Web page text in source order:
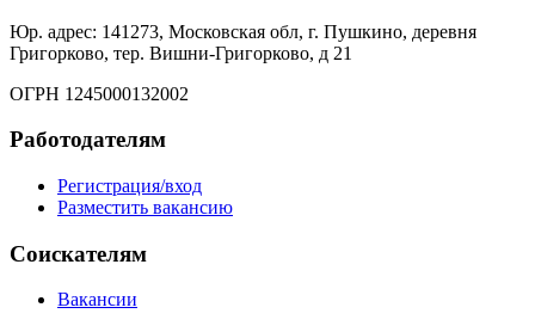
Юр. адрес: 141273, Московская обл, г. Пушкино, деревня
Григорково, тер. Вишни-Григорково, д 21
ОГРН 1245000132002
Работодателям
Регистрация/вход
Разместить вакансию
Соискателям
Вакансии